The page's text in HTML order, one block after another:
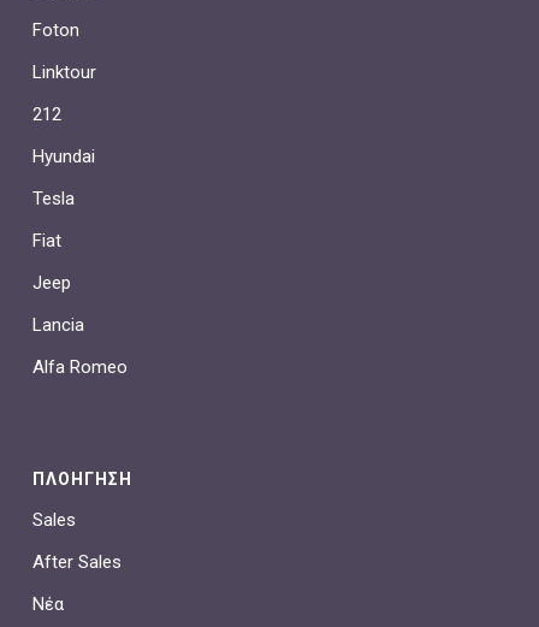
Foton
Linktour
212
Hyundai
Tesla
Fiat
Jeep
Lancia
Alfa Romeo
ΠΛΟΗΓΗΣΗ
Sales
After Sales
Νέα